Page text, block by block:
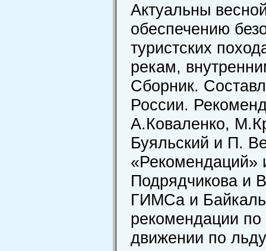
Актуальны
обеспечению
туристских
рекам,
Сборник.
России.
А.Коваленко,
Буяльский и П.
«Рекомендаций»
Подрядчикова и
ГИМСа и
рекомендации по
движении по